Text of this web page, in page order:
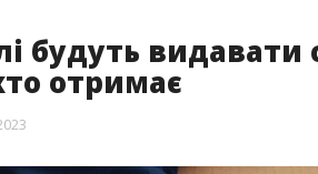
будуть видавати
отримає